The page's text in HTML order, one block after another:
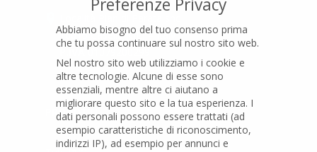
16015 Casella (GE) – Italy
01079200299
PRODOTTI
Preferenze Privacy
Abbiamo bisogno del tuo consenso prima
che tu possa continuare sul nostro sito web.
Nel nostro sito web utilizziamo i cookie e
altre tecnologie. Alcune di esse sono
essenziali, mentre altre ci aiutano a
migliorare questo sito e la tua esperienza. I
dati personali possono essere trattati (ad
esempio caratteristiche di riconoscimento,
indirizzi IP), ad esempio per annunci e